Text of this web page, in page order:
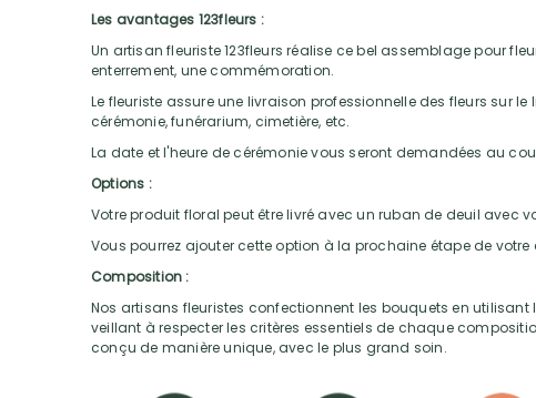
Les avantages 123fleurs :
Un artisan fleuriste 123fleurs réalise ce bel assemblage pour
enterrement, une commémoration.
Le fleuriste assure une livraison professionnelle des fleurs sur le
cérémonie, funérarium, cimetière, etc.
La date et l'heure de cérémonie vous seront demandées au
Options :
Votre produit floral peut être livré avec un ruban de deuil avec
Vous pourrez ajouter cette option à la prochaine étape de
Composition :
Nos artisans fleuristes confectionnent les bouquets en utilisant
veillant à respecter les critères essentiels de chaque
conçu de manière unique, avec le plus grand soin.